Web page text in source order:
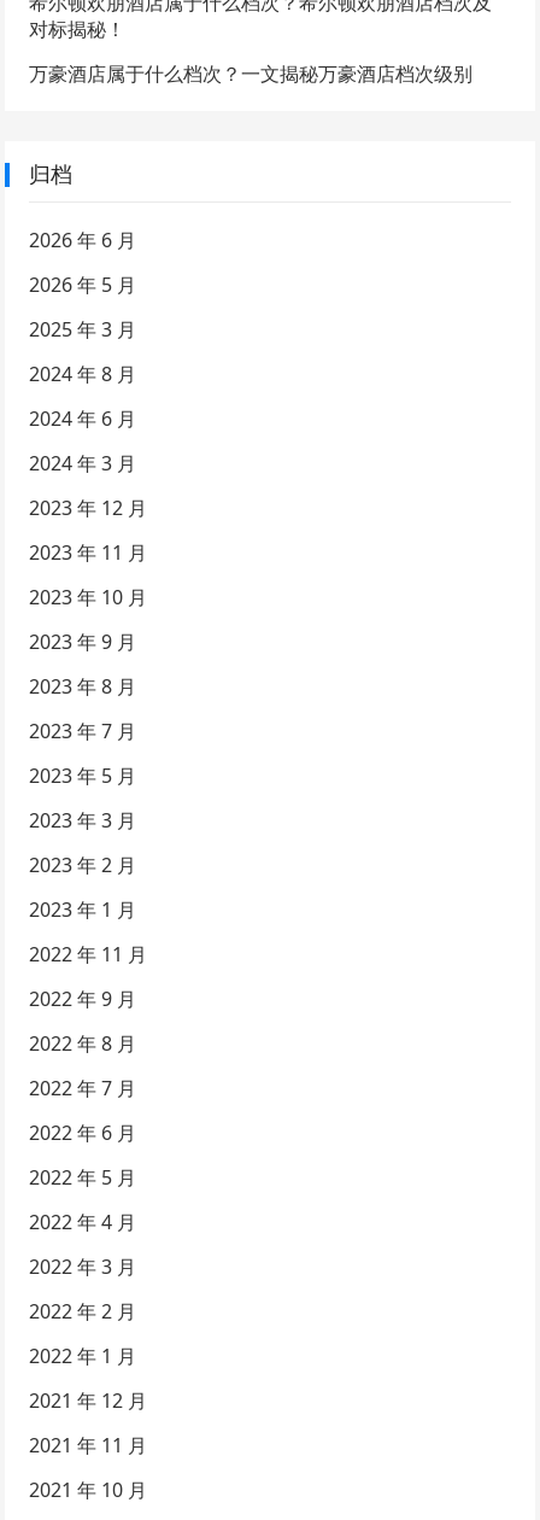
对标揭秘！
万豪酒店属于什么档次？一文揭秘万豪酒店档次级别
归档
2026 年 6 月
2026 年 5 月
2025 年 3 月
2024 年 8 月
2024 年 6 月
2024 年 3 月
2023 年 12 月
2023 年 11 月
2023 年 10 月
2023 年 9 月
2023 年 8 月
2023 年 7 月
2023 年 5 月
2023 年 3 月
2023 年 2 月
2023 年 1 月
2022 年 11 月
2022 年 9 月
2022 年 8 月
2022 年 7 月
2022 年 6 月
2022 年 5 月
2022 年 4 月
2022 年 3 月
2022 年 2 月
2022 年 1 月
2021 年 12 月
2021 年 11 月
2021 年 10 月